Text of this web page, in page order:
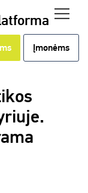
Įmonėms